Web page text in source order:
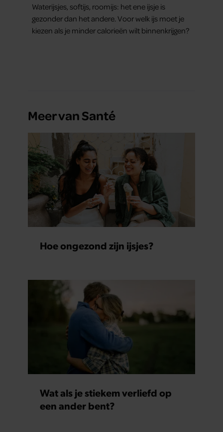
Waterijsjes, softijs, roomijs: het ene ijsje is
gezonder dan het andere. Voor welk ijs moet je
kiezen als je minder calorieën wilt binnenkrijgen?
Meer van Santé
Hoe ongezond zijn ijsjes?
Wat als je stiekem verliefd op
een ander bent?